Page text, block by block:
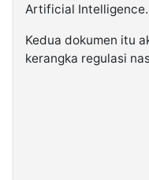
Artificial Intelligence.
Kedua dokumen itu
kerangka regulasi